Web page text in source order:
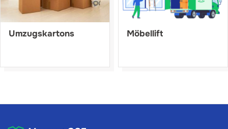
Umzugskartons Möbellift